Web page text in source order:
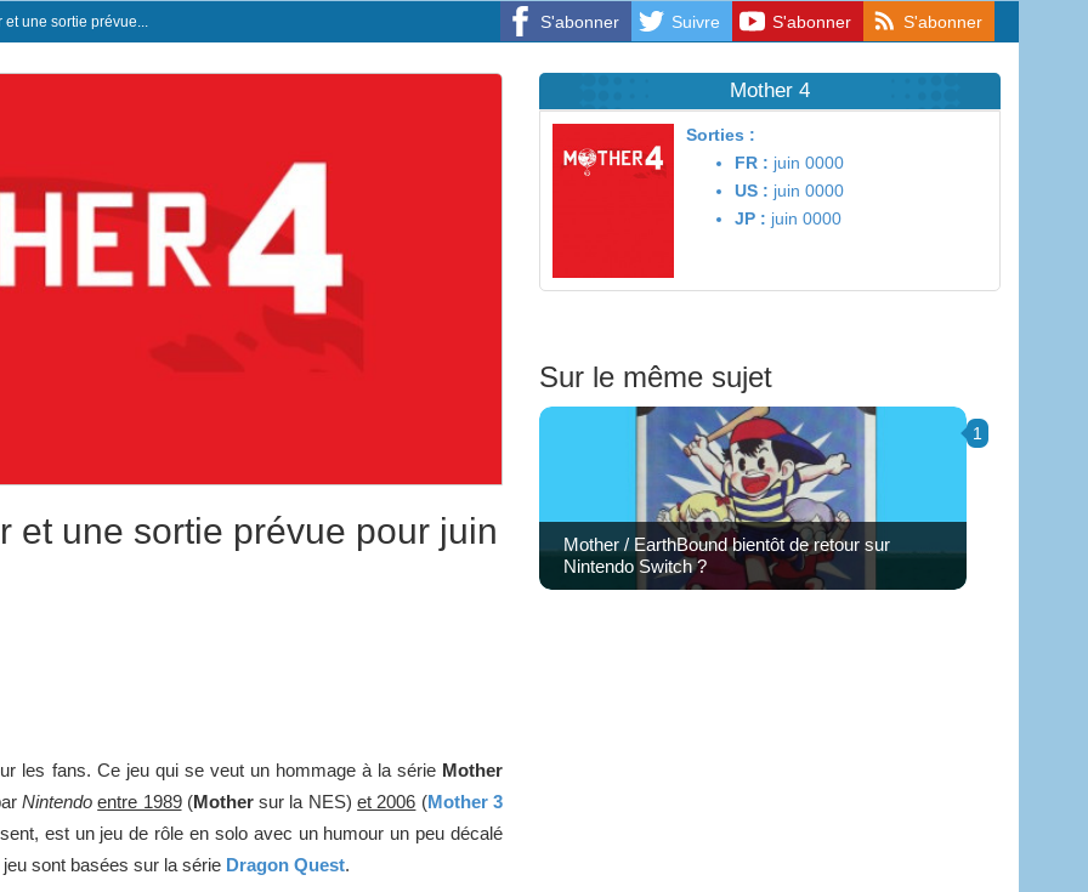
S'abonner Suivre S'abonner S'abonner
et une sortie prévue...
et une sortie prévue pour juin
les fans. Ce jeu qui se veut un hommage à la série Mother
Nintendo entre 1989(Mothersur la NES)et 2006 (Mother 3
est un jeu de rôle en solo avec un humour un peu décalé
sont basées sur la série Dragon Quest.
Mother 4
Sorties :
FR : juin 0000
US : juin 0000
JP : juin 0000
Sur le même sujet
1
Mother / EarthBound bientôt de retour sur
Nintendo Switch ?